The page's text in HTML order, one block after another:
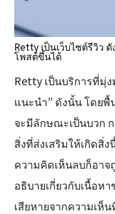
Retty เป็นเว็บไซต์รีวิว
โพสต์ขึ้นได้
Retty เป็นบริการที่มุ่
แนะนำ” ดังนั้น โดย
จะมีลักษณะเป็นบวก
สิ่งที่ส่งเสริมให้เกิดสิ่
ความคิดเห็นลบก็อาจ
อธิบายเกี่ยวกับเนื้อห
เสียหายจากความเห็